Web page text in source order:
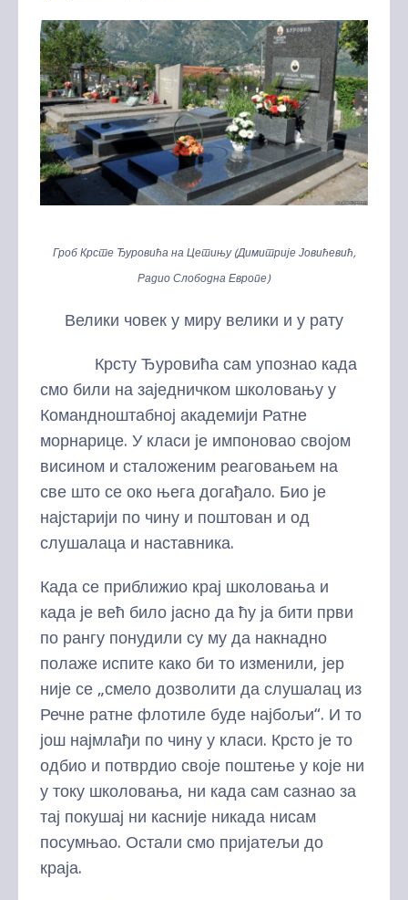
Гроб Крсте Ђуровића на Цетињу (Димитрије Јовићевић,
Радио Слободна Европе)
Велики човек у миру велики и у рату
Крсту Ђуровића сам упознао када
смо били на заједничком школовању у
Командноштабној академији Ратне
морнарице. У класи је импоновао својом
висином и сталоженим реаговањем на
све што се око њега догађало. Био је
најстарији по чину и поштован и од
слушалаца и наставника.
Када се приближио крај школовања и
када је већ било јасно да ћу ја бити први
по рангу понудили су му да накнадно
полаже испите како би то изменили, јер
није се „смело дозволити да слушалац из
Речне ратне флотиле буде најбољи“. И то
још најмлађи по чину у класи. Крсто је то
одбио и потврдио своје поштење у које ни
у току школовања, ни када сам сазнао за
тај покушај ни касније никада нисам
посумњао. Остали смо пријатељи до
краја.